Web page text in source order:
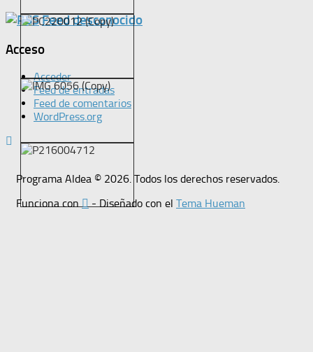
Feed desconocido
Acceso
Acceder
Feed de entradas
Feed de comentarios
WordPress.org
Programa Aldea © 2026. Todos los derechos reservados.
Funciona con - Diseñado con el Tema Hueman